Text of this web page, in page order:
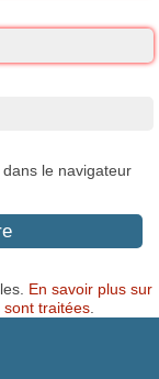
le navigateur
En savoir plus sur
sont traitées.